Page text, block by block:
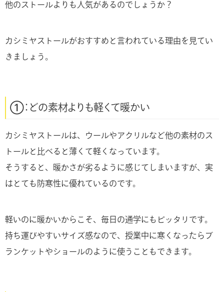
他のストールよりも人気があるのでしょうか？
カシミヤストールがおすすめと言われている理由を見てい
きましょう。
①：どの素材よりも軽くて暖かい
カシミヤストールは、ウールやアクリルなど他の素材のス
トールと比べると薄くて軽くなっています。
そうすると、暖かさが劣るように感じてしまいますが、実
はとても防寒性に優れているのです。
軽いのに暖かいからこそ、毎日の通学にもピッタリです。
持ち運びやすいサイズ感なので、授業中に寒くなったらブ
ランケットやショールのように使うこともできます。